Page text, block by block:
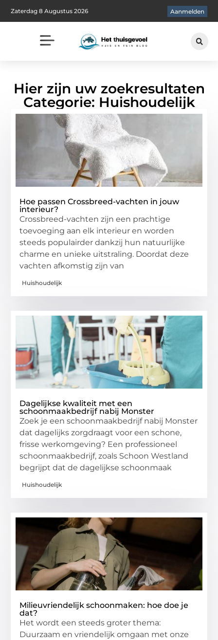
Zaterdag 8 Augustus 2026 Aanmelden
Hier zijn uw zoekresultaten
Categorie: Huishoudelijk
Hoe passen Crossbreed-vachten in jouw
interieur?
Crossbreed-vachten zijn een prachtige
toevoeging aan elk interieur en worden
steeds populairder dankzij hun natuurlijke
charme en unieke uitstraling. Doordat deze
vachten afkomstig zijn van
Huishoudelijk
Dagelijkse kwaliteit met een
schoonmaakbedrijf nabij Monster
Zoek je een schoonmaakbedrijf nabij Monster
dat dagelijks zorgdraagt voor een schone,
frisse werkomgeving? Een professioneel
schoonmaakbedrijf, zoals Schoon Westland
begrijpt dat de dagelijkse schoonmaak
Huishoudelijk
Milieuvriendelijk schoonmaken: hoe doe je
dat?
Het wordt een steeds groter thema:
Duurzaam en vriendelijk omgaan met onze